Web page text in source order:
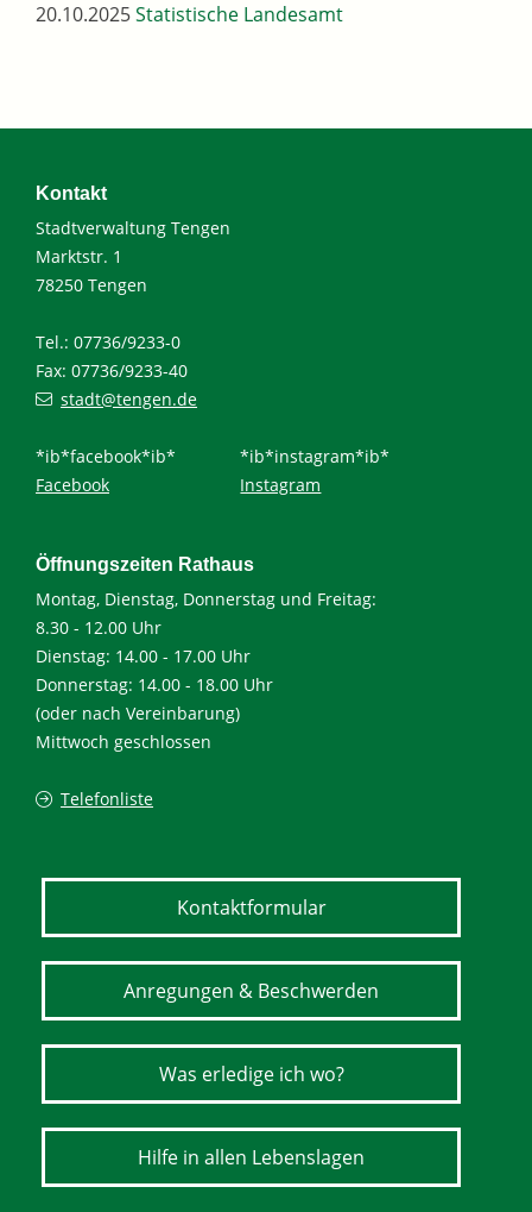
20.10.2025Statistische Landesamt
Kontakt
Stadtverwaltung Tengen
Marktstr. 1
78250 Tengen
Tel.: 07736/9233-0
Fax: 07736/9233-40
stadt@tengen.de
*ib*facebook*ib*
Facebook
*ib*instagram*ib*
Instagram
Öffnungszeiten Rathaus
Montag, Dienstag, Donnerstag und Freitag:
8.30 - 12.00 Uhr
Dienstag: 14.00 - 17.00 Uhr
Donnerstag: 14.00 - 18.00 Uhr
(oder nach Vereinbarung)
Mittwoch geschlossen
Telefonliste
Kontaktformular
Anregungen & Beschwerden
Was erledige ich wo?
Hilfe in allen Lebenslagen